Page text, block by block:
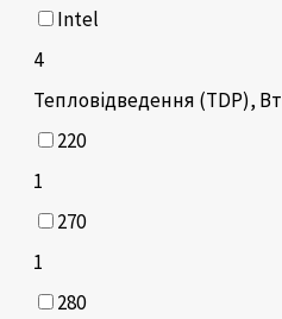
Intel
4
Тепловідведення (TDP), Вт
220
1
270
1
280